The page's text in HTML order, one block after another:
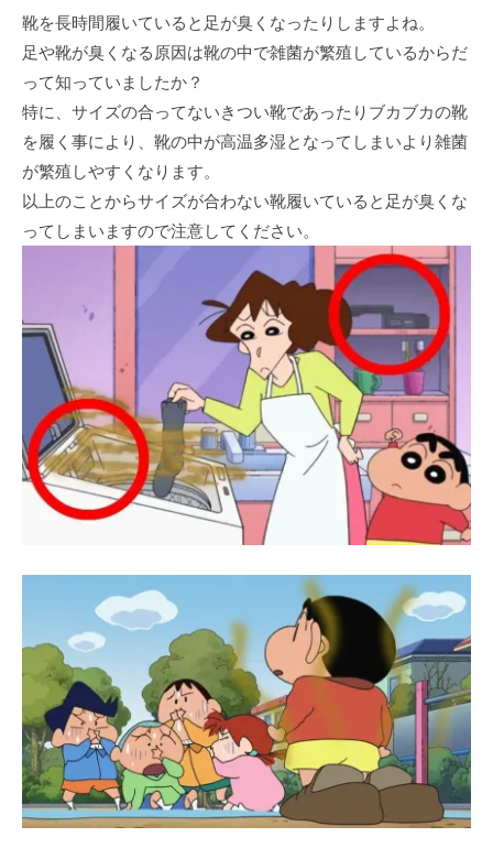
靴を長時間履いていると足が臭くなったりしますよね。
足や靴が臭くなる原因は靴の中で雑菌が繁殖しているからだ
って知っていましたか？
特に、サイズの合ってないきつい靴であったりブカブカの靴
を履く事により、靴の中が高温多湿となってしまいより雑菌
が繁殖しやすくなります。
以上のことからサイズが合わない靴履いていると足が臭くな
ってしまいますので注意してください。